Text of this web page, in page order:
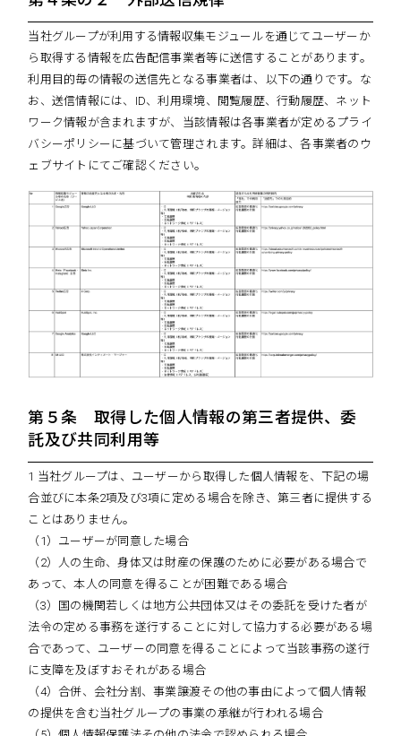
当社グループが利用する情報収集モジュールを通じてユーザーか
ら取得する情報を広告配信事業者等に送信することがあります。
利用目的毎の情報の送信先となる事業者は、以下の通りです。な
お、送信情報には、ID、利用環境、閲覧履歴、行動履歴、ネット
ワーク情報が含まれますが、当該情報は各事業者が定めるプライ
バシーポリシーに基づいて管理されます。詳細は、各事業者のウ
ェブサイトにてご確認ください。
第５条 取得した個人情報の第三者提供、委
託及び共同利用等
1 当社グループは、ユーザーから取得した個人情報を、下記の場
合並びに本条2項及び3項に定める場合を除き、第三者に提供する
ことはありません。
（1）ユーザーが同意した場合
（2）人の生命、身体又は財産の保護のために必要がある場合で
あって、本人の同意を得ることが困難である場合
（3）国の機関若しくは地方公共団体又はその委託を受けた者が
法令の定める事務を遂行することに対して協力する必要がある場
合であって、ユーザーの同意を得ることによって当該事務の遂行
に支障を及ぼすおそれがある場合
（4）合併、会社分割、事業譲渡その他の事由によって個人情報
の提供を含む当社グループの事業の承継が行われる場合